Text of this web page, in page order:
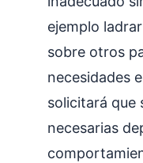
ejemplo
sobre otros
necesidades
solicitará que
necesarias